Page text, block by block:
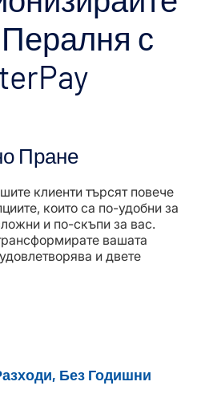
с
Пране
клиенти търсят повече
които са по-удобни за
и по-скъпи за вас.
вашата
и двете
Без Годишни